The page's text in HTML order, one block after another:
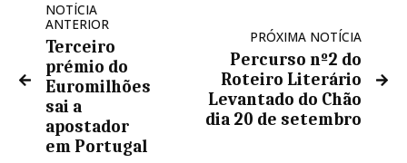
NOTÍCIA
ANTERIOR
Terceiro
prémio do
Euromilhões
sai a
apostador
em Portugal
PRÓXIMA NOTÍCIA
Percurso nº2 do
Roteiro Literário
Levantado do Chão
dia 20 de setembro